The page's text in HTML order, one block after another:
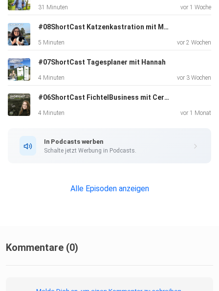
31 Minuten vor 1 Woche
#08ShortCast Katzenkastration mit Mirjam
5 Minuten vor 2 Wochen
#07ShortCast Tagesplaner mit Hannah
4 Minuten vor 3 Wochen
#06ShortCast FichtelBusiness mit Cerstin
4 Minuten vor 1 Monat
In Podcasts werben
Schalte jetzt Werbung in Podcasts.
Alle Episoden anzeigen
Kommentare (0)